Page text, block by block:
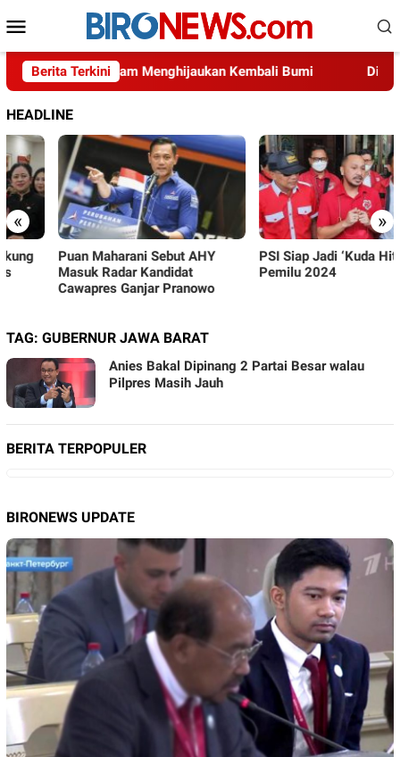
ke
kontenMobile
Berita Terkini
Indonesia dalam Menghijaukan Kembali Bumi Diduga
HEADLINE
« »
Puan Maharani Sebut AHY
Masuk Radar Kandidat
Cawapres Ganjar Pranowo
PSI Siap Jadi ‘Kuda Hitam’ di
Pemilu 2024
TAG: GUBERNUR JAWA BARAT
Anies Bakal Dipinang 2 Partai Besar walau
Pilpres Masih Jauh
BERITA TERPOPULER
BIRONEWS UPDATE